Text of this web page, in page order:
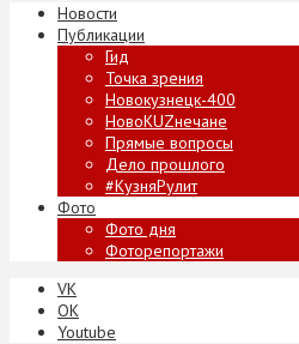
Новости
Публикации
Гид
Точка зрения
Новокузнецк-400
НовоKUZнечане
Прямые вопросы
Дело прошлого
#КузняРулит
Фото
Фото дня
Фоторепортажи
VK
ОК
Youtube